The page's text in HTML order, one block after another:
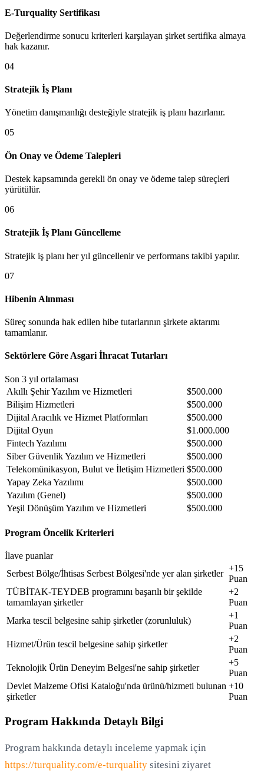
E-Turquality Sertifikası
Değerlendirme sonucu kriterleri karşılayan şirket sertifika almaya
hak kazanır.
04
Stratejik İş Planı
Yönetim danışmanlığı desteğiyle stratejik iş planı hazırlanır.
05
Ön Onay ve Ödeme Talepleri
Destek kapsamında gerekli ön onay ve ödeme talep süreçleri
yürütülür.
06
Stratejik İş Planı Güncelleme
Stratejik iş planı her yıl güncellenir ve performans takibi yapılır.
07
Hibenin Alınması
Süreç sonunda hak edilen hibe tutarlarının şirkete aktarımı
tamamlanır.
Sektörlere Göre Asgari İhracat Tutarları
Son 3 yıl ortalaması
Akıllı Şehir Yazılım ve Hizmetleri
$500.000
Bilişim Hizmetleri
$500.000
Dijital Aracılık ve Hizmet Platformları
$500.000
Dijital Oyun
$1.000.000
Fintech Yazılımı
$500.000
Siber Güvenlik Yazılım ve Hizmetleri
$500.000
Telekomünikasyon, Bulut ve İletişim Hizmetleri $500.000
Yapay Zeka Yazılımı
$500.000
Yazılım (Genel)
$500.000
Yeşil Dönüşüm Yazılım ve Hizmetleri
$500.000
Program Öncelik Kriterleri
İlave puanlar
Serbest Bölge/İhtisas Serbest Bölgesi'nde yer alan şirketler
+15
Puan
TÜBİTAK-TEYDEB programını başarılı bir şekilde
tamamlayan şirketler
+2
Puan
Marka tescil belgesine sahip şirketler (zorunluluk)
+1
Puan
Hizmet/Ürün tescil belgesine sahip şirketler
+2
Puan
Teknolojik Ürün Deneyim Belgesi'ne sahip şirketler
+5
Puan
Devlet Malzeme Ofisi Kataloğu'nda ürünü/hizmeti bulunan
şirketler
+10
Puan
Program Hakkında Detaylı Bilgi
Program hakkında detaylı inceleme yapmak için
https://turquality.com/e-turquality sitesini ziyaret